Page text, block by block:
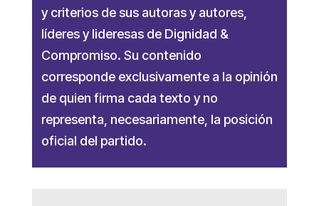
y criterios de sus autoras y autores,
líderes y lideresas de Dignidad &
Compromiso. Su contenido
corresponde exclusivamente a la opinión
de quien firma cada texto y no
representa, necesariamente, la posición
oficial del partido.